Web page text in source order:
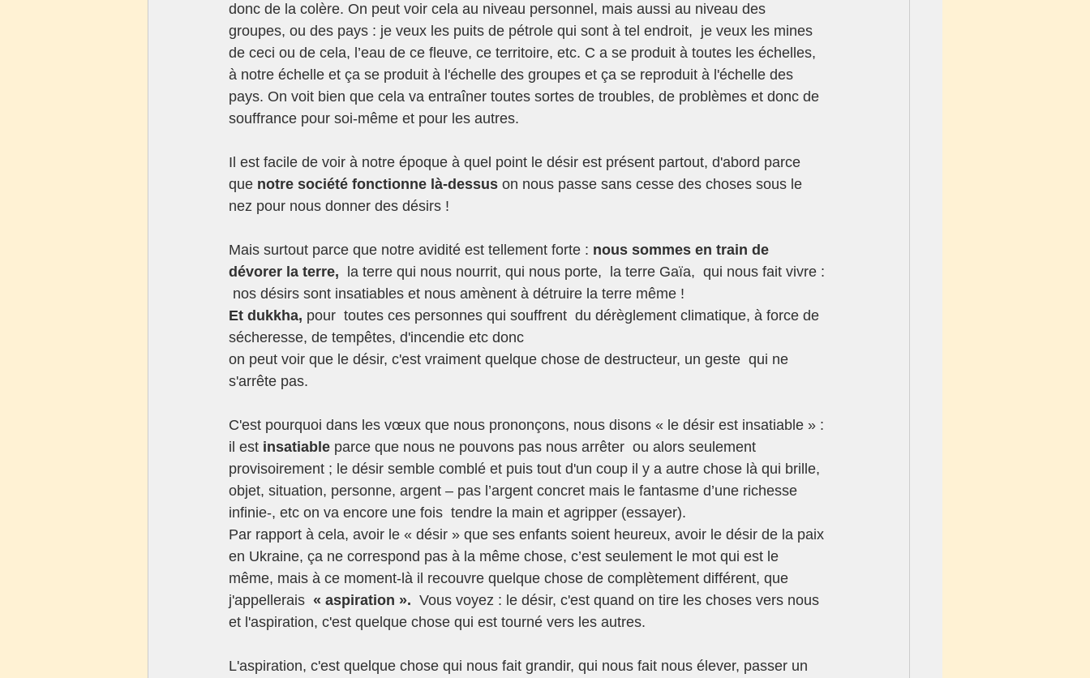
donc de la colère. On peut voir cela au niveau personnel, mais aussi au niveau des
groupes, ou des pays : je veux les puits de pétrole qui sont à tel endroit,  je veux les mines
de ceci ou de cela, l’eau de ce fleuve, ce territoire, etc. C a se produit à toutes les échelles,
à notre échelle et ça se produit à l'échelle des groupes et ça se reproduit à l'échelle des
pays. On voit bien que cela va entraîner toutes sortes de troubles, de problèmes et donc de
souffrance pour soi-même et pour les autres.
Il est facile de voir à notre époque à quel point le désir est présent partout, d'abord parce
que notre société fonctionne là-dessus on nous passe sans cesse des choses sous le
nez pour nous donner des désirs !
Mais surtout parce que notre avidité est tellement forte : nous sommes en train de
dévorer la terre, la terre qui nous nourrit, qui nous porte,  la terre Gaïa,  qui nous fait vivre :
nos désirs sont insatiables et nous amènent à détruire la terre même !
Et dukkha, pour  toutes ces personnes qui souffrent  du dérèglement climatique, à force de
sécheresse, de tempêtes, d'incendie etc donc
on peut voir que le désir, c'est vraiment quelque chose de destructeur, un geste  qui ne
s'arrête pas.
C'est pourquoi dans les vœux que nous prononçons, nous disons « le désir est insatiable » :
il est insatiable parce que nous ne pouvons pas nous arrêter  ou alors seulement
provisoirement ; le désir semble comblé et puis tout d'un coup il y a autre chose là qui brille,
objet, situation, personne, argent – pas l’argent concret mais le fantasme d’une richesse
infinie-, etc on va encore une fois  tendre la main et agripper (essayer).
Par rapport à cela, avoir le « désir » que ses enfants soient heureux, avoir le désir de la paix
en Ukraine, ça ne correspond pas à la même chose, c’est seulement le mot qui est le
même, mais à ce moment-là il recouvre quelque chose de complètement différent, que
j'appellerais « aspiration ». Vous voyez : le désir, c'est quand on tire les choses vers nous
et l'aspiration, c'est quelque chose qui est tourné vers les autres.
L'aspiration, c'est quelque chose qui nous fait grandir, qui nous fait nous élever, passer un